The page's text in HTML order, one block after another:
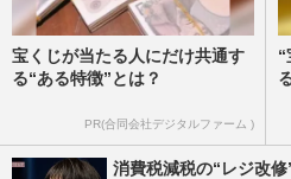
宝くじが当たる人にだけ共通す
る“ある特徴”とは？
PR(合同会社デジタルファーム )
消費税減税の“レジ改修